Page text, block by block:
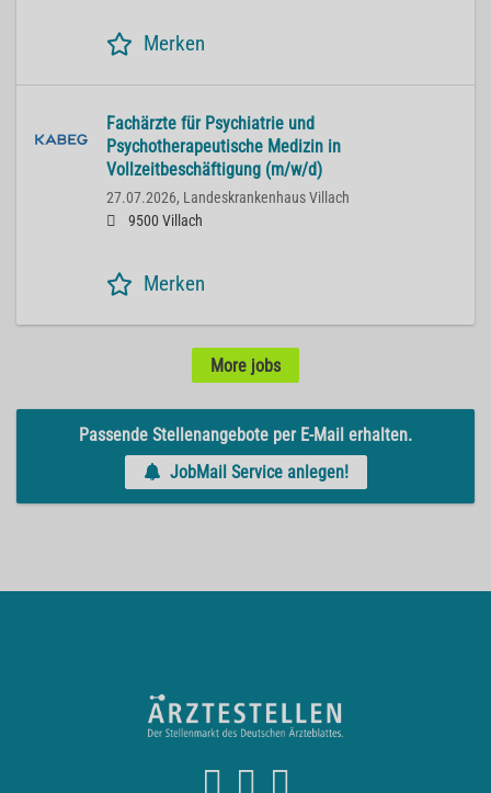
Merken
Fachärzte für Psychiatrie und
Psychotherapeutische Medizin in
Vollzeitbeschäftigung (m/w/d)
27.07.2026, Landeskrankenhaus Villach
9500 Villach
Merken
More jobs
Passende Stellenangebote per E-Mail erhalten.
JobMail Service anlegen!